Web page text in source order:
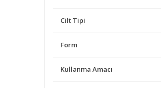
Cilt Tipi
Form
Kullanma Amacı